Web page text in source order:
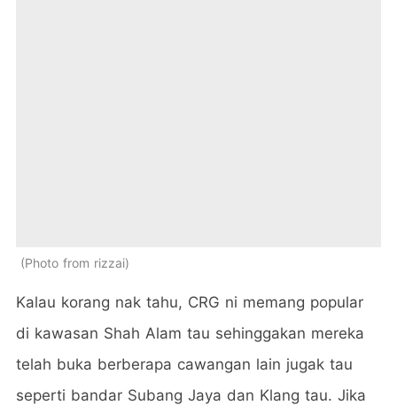
Photo from rizzai
Kalau korang nak tahu, CRG ni memang popular
di kawasan Shah Alam tau sehinggakan mereka
telah buka berberapa cawangan lain jugak tau
seperti bandar Subang Jaya dan Klang tau. Jika